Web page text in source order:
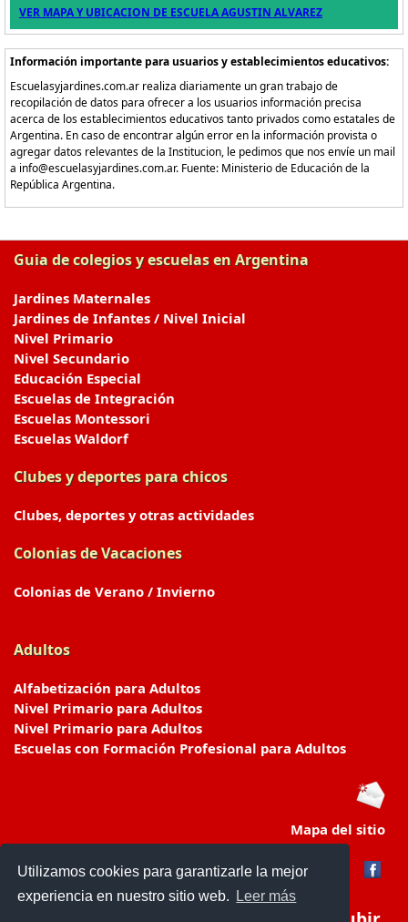
Utilizamos cookies para garantizarle la mejor
experiencia en nuestro sitio web.
Leer más
VER MAPA Y UBICACION DE ESCUELA AGUSTIN ALVAREZ
Información importante para usuarios y establecimientos educativos:
Escuelasyjardines.com.ar realiza diariamente un gran trabajo de
recopilación de datos para ofrecer a los usuarios información precisa
acerca de los establecimientos educativos tanto privados como estatales de
Argentina. En caso de encontrar algún error en la información provista o
agregar datos relevantes de la Institucion, le pedimos que nos envíe un mail
a info@escuelasyjardines.com.ar. Fuente: Ministerio de Educación de la
República Argentina.
Guia de colegios y escuelas en Argentina
Jardines Maternales
Jardines de Infantes / Nivel Inicial
Nivel Primario
Nivel Secundario
Educación Especial
Escuelas de Integración
Escuelas Montessori
Escuelas Waldorf
Clubes y deportes para chicos
Clubes, deportes y otras actividades
Colonias de Vacaciones
Colonias de Verano / Invierno
Adultos
Alfabetización para Adultos
Nivel Primario para Adultos
Nivel Primario para Adultos
Escuelas con Formación Profesional para Adultos
Mapa del sitio